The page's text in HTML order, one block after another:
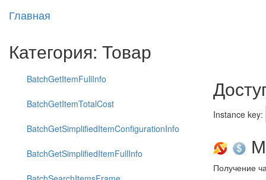
Главная
Категория: Товар
BatchGetItemFullInfo
BatchGetItemTotalCost
BatchGetSimplifiedItemConfigurationInfo
BatchGetSimplifiedItemFullInfo
Instance key:
Получение